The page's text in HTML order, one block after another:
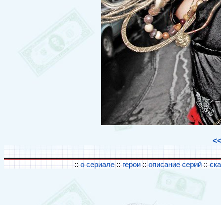
<<
:: о сериале:: герои::описание серий::